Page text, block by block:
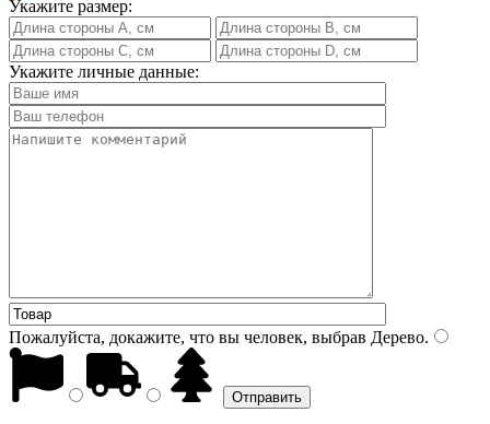
Укажите размер:
Укажите личные данные:
Пожалуйста, докажите, что вы человек, выбрав Дерево.